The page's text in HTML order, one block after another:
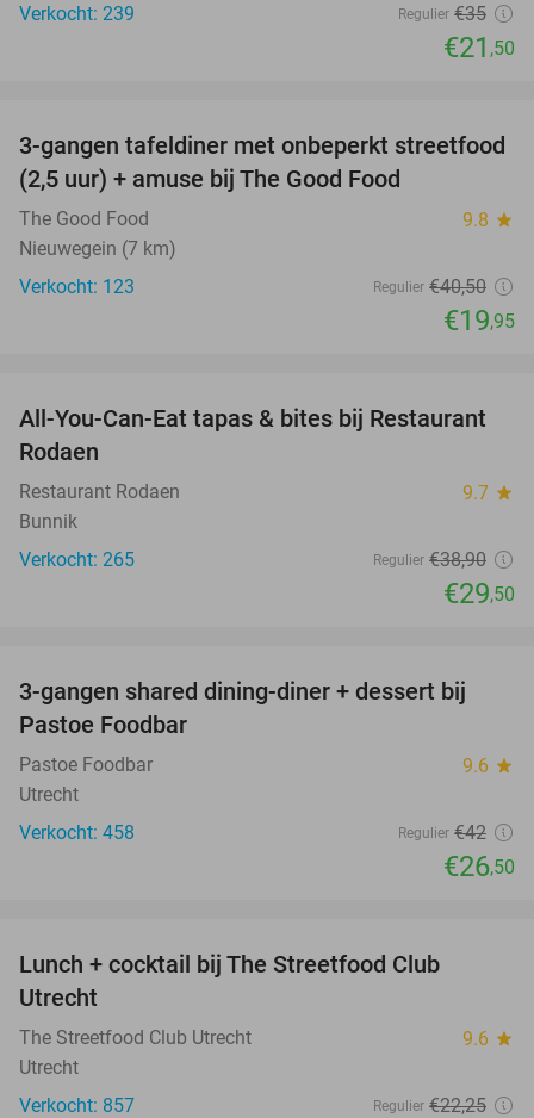
Verkocht: 239
Regulier €35
€21 ,50
51%
3-gangen tafeldiner met onbeperkt streetfood
(2,5 uur) + amuse bij The Good Food
The Good Food 9.8 star
Nieuwegein (7 km)
Verkocht: 123
Regulier €40,50
€19,95
24%
All-You-Can-Eat tapas & bites bij Restaurant
Rodaen
Restaurant Rodaen 9.7 star
Bunnik
Verkocht: 265
Regulier €38,90
€29,50
37%
3-gangen shared dining-diner + dessert bij
Pastoe Foodbar
Pastoe Foodbar 9.6 star
Utrecht
Verkocht: 458
Regulier €42
€26,50
Lunch + cocktail bij The Streetfood Club
Utrecht
The Streetfood Club Utrecht 9.6 star
Utrecht
Verkocht: 857
Regulier €22,25